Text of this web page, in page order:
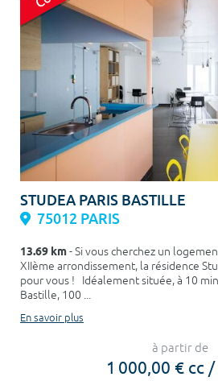
STUDEA PARIS BASTILLE
75012 PARIS
13.69 km- Si vous cherchez un
XIIème arrondissement, la résidence
pour vous ! Idéalement située, à 10
Bastille, 100 ...
En savoir plus
à partir de
1 000,00 € cc